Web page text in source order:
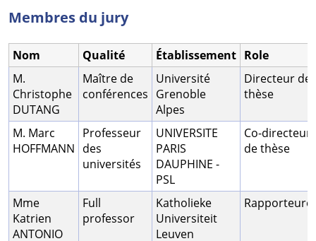
Membres du jury
Nom Qualité Établissement Role
M.
Christophe
DUTANG
Maître de
conférences
Université
Grenoble
Alpes
Directeur de
thèse
M. Marc
HOFFMANN
Professeur
des
universités
UNIVERSITE
PARIS
DAUPHINE -
PSL
Co-directeur
de thèse
Mme
Katrien
ANTONIO
Full
professor
Katholieke
Universiteit
Leuven
Rapporteure